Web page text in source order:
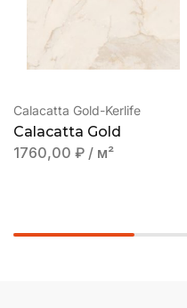
Calacatta Gold-Kerlife
Calacatta Gold
1760,00 ₽ / м²